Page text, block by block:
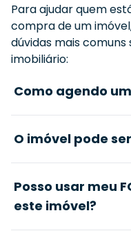
Para ajudar quem
compra de um
dúvidas mais
imobiliário:
Como agendo
O imóvel pode
Posso usar meu
este imóvel?